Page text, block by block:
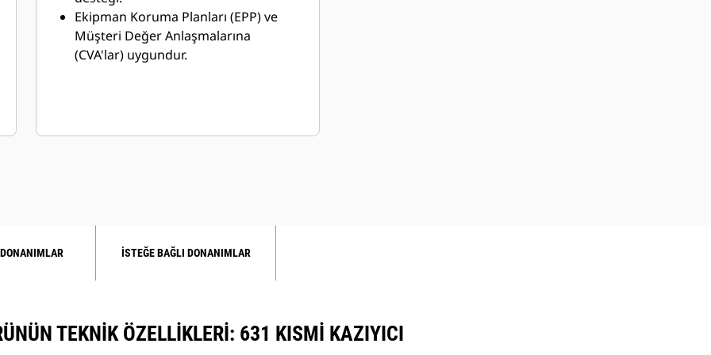
Ekipman Koruma Planları (EPP) ve
Müşteri Değer Anlaşmalarına
(CVA'lar) uygundur.
İSTEĞE BAĞLI DONANIMLAR
TEKNIK ÖZELLIKLERI: 631 KISMI KAZIYICI